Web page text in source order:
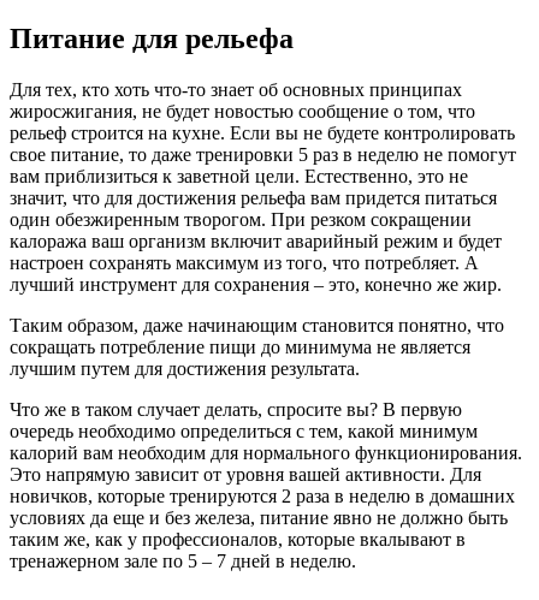
Питание для рельефа
Для тех, кто хоть что-то знает об основных принципах
жиросжигания, не будет новостью сообщение о том, что
рельеф строится на кухне. Если вы не будете контролировать
свое питание, то даже тренировки 5 раз в неделю не помогут
вам приблизиться к заветной цели. Естественно, это не
значит, что для достижения рельефа вам придется питаться
один обезжиренным творогом. При резком сокращении
калоража ваш организм включит аварийный режим и будет
настроен сохранять максимум из того, что потребляет. А
лучший инструмент для сохранения – это, конечно же жир.
Таким образом, даже начинающим становится понятно, что
сокращать потребление пищи до минимума не является
лучшим путем для достижения результата.
Что же в таком случает делать, спросите вы? В первую
очередь необходимо определиться с тем, какой минимум
калорий вам необходим для нормального функционирования.
Это напрямую зависит от уровня вашей активности. Для
новичков, которые тренируются 2 раза в неделю в домашних
условиях да еще и без железа, питание явно не должно быть
таким же, как у профессионалов, которые вкалывают в
тренажерном зале по 5 – 7 дней в неделю.